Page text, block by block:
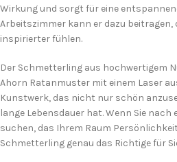
Wirkung und sorgt für eine
Arbeitszimmer kann er dazu beitragen,
inspirierter fühlen.
Der Schmetterling aus hochwertigem
Ahorn Ratanmuster mit einem Laser
Kunstwerk, das nicht nur schön
lange Lebensdauer hat. Wenn Sie
suchen, das Ihrem Raum
Schmetterling genau das Richtige für